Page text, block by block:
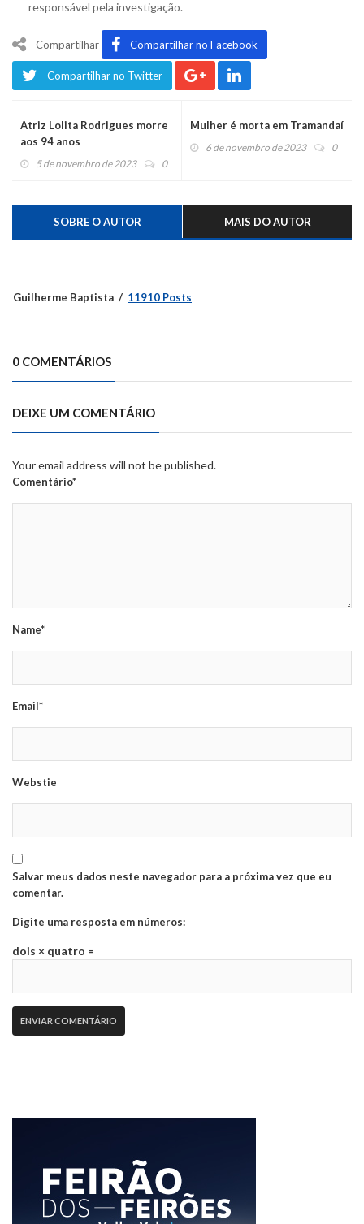
responsável pela investigação.
Compartilhar Compartilhar no Facebook
Compartilhar no Twitter
Atriz Lolita Rodrigues morre
aos 94 anos
5 de novembro de 2023 0
Mulher é morta em Tramandaí
6 de novembro de 2023 0
SOBRE O AUTOR MAIS DO AUTOR
Guilherme Baptista 11910 Posts
0 COMENTÁRIOS
DEIXE UM COMENTÁRIO
Your email address will not be published.
Comentário*
Name*
Email*
Webstie
Salvar meus dados neste navegador para a próxima vez que eu
comentar.
Digite uma resposta em números:
dois × quatro =